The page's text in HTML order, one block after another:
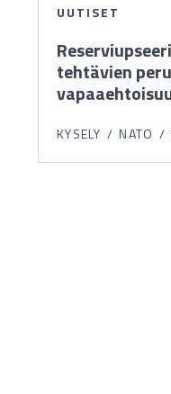
UUTISET
tehtävien
KYSELY NATO